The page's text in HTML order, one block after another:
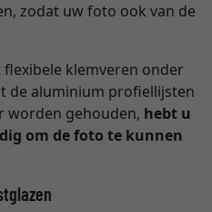
zodat uw foto ook van de
klemveren onder
de aluminium profiellijsten
worden gehouden, hebt u
om de foto te kunnen